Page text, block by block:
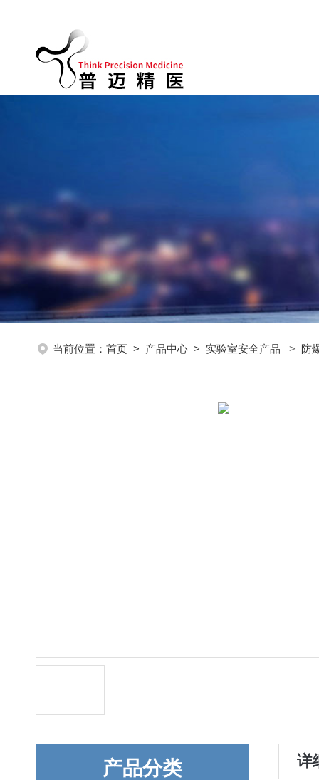
当前位置： 首页 > 产品中心 > 实验室安全产品 > 防
产品分类 详